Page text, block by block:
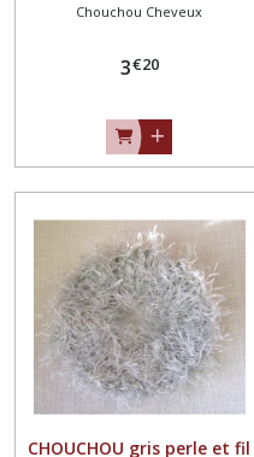
CROCHET / ÉLASTIQUE
Chouchou Cheveux
3€20
CHOUCHOU gris perle et fil